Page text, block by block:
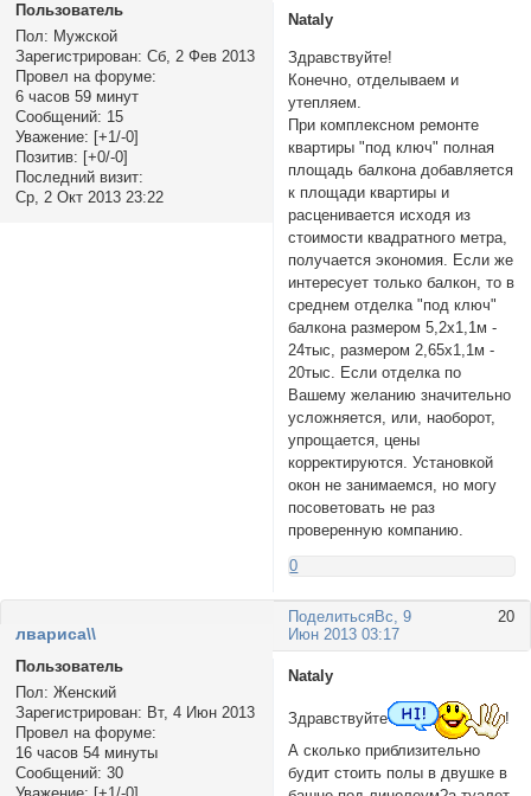
Пользователь
Пол: Мужской
Зарегистрирован: Сб, 2 Фев 2013
Провел на форуме:
6 часов 59 минут
Сообщений: 15
Уважение: [+1/-0]
Позитив: [+0/-0]
Последний визит:
Ср, 2 Окт 2013 23:22
Nataly
Здравствуйте!
Конечно, отделываем и
утепляем.
При комплексном ремонте
квартиры "под ключ" полная
площадь балкона добавляется
к площади квартиры и
расценивается исходя из
стоимости квадратного метра,
получается экономия. Если же
интересует только балкон, то в
среднем отделка "под ключ"
балкона размером 5,2х1,1м -
24тыс, размером 2,65х1,1м -
20тыс. Если отделка по
Вашему желанию значительно
усложняется, или, наоборот,
упрощается, цены
корректируются. Установкой
окон не занимаемся, но могу
посоветовать не раз
проверенную компанию.
0
Поделиться 20
Вс, 9
Июн 2013 03:17
лвариса\\
Пользователь
Пол: Женский
Зарегистрирован: Вт, 4 Июн 2013
Провел на форуме:
16 часов 54 минуты
Сообщений: 30
Nataly
Здравствуйте
!
А сколько приблизительно
будит стоить полы в двушке в